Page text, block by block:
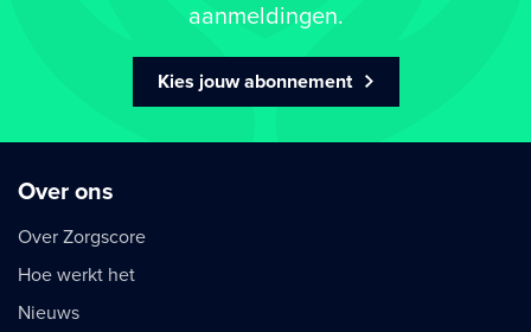
aanmeldingen.
Kies jouw abonnement
Over ons
Over Zorgscore
Hoe werkt het
Nieuws